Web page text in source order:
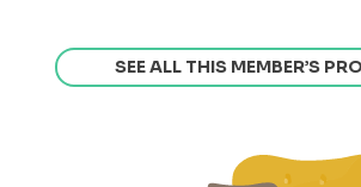
SEE ALL THIS MEMBER’S